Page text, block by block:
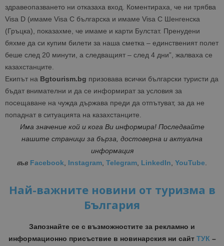
здравеопазването ни отказаха вход. Коментираха, че ни трябва
Visa D (имаме Visa C българска и имаме Visa C Шенгенска
(Гръцка), показахме, че имаме и карти Булстат. Пренудени
бяхме да си купим билети за наша сметка – единственият полет
беше след 20 минути, а следващият – след 4 дни”, жалваха се
казахстанците.
Екипът на Bgtourism.bg призовава всички български туристи да
бъдат внимателни и да се информират за условия за
посещаване на чужда държава преди да отпътуват, за да не
попаднат в ситуацията на казахстанците.
Има значение кой и кога Ви информира! Последвайте
нашите страници за бърза, достоверна и актуална
информация
във Facebook, Instagram, Telegram, LinkedIn, YouTube.
Най-важните новини от туризма в
България
Запознайте се с възможностите за рекламно и
информационно присъствие в новинарския ни сайт ТУК–